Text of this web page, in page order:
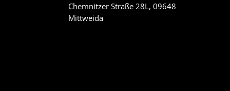
Chemnitzer Straße 28L, 09648
Mittweida